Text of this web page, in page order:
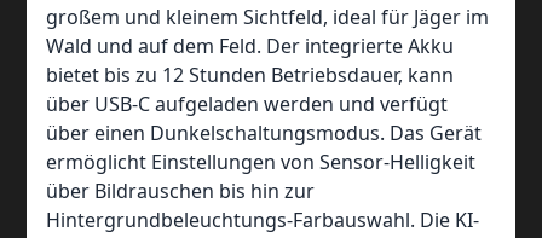
großem und kleinem Sichtfeld, ideal für Jäger im
Wald und auf dem Feld. Der integrierte Akku
bietet bis zu 12 Stunden Betriebsdauer, kann
über USB-C aufgeladen werden und verfügt
über einen Dunkelschaltungsmodus. Das Gerät
ermöglicht Einstellungen von Sensor-Helligkeit
über Bildrauschen bis hin zur
Hintergrundbeleuchtungs-Farbauswahl. Die KI-